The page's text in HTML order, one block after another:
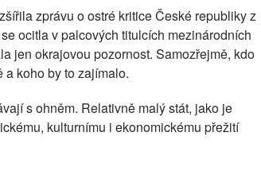
zprávu o ostré kritice České republiky z
ocitla v palcových titulcích mezinárodních
jen okrajovou pozornost. Samozřejmě, kdo
koho by to zajímalo.
s ohněm. Relativně malý stát, jako je
kulturnímu i ekonomickému přežití